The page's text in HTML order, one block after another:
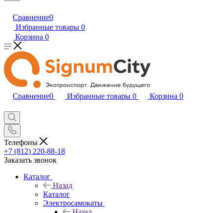
Сравнение0
Избранные товары 0
Корзина 0
Сравнение0 Избранные товары 0 Корзина 0
Телефоны
+7 (812) 220-88-18
Заказать звонок
Каталог
Назад
Каталог
Электросамокаты